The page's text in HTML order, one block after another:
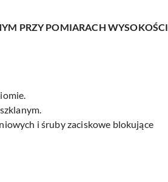
PRZY POMIARACH WYSOKOŚCI
i śruby zaciskowe blokujące